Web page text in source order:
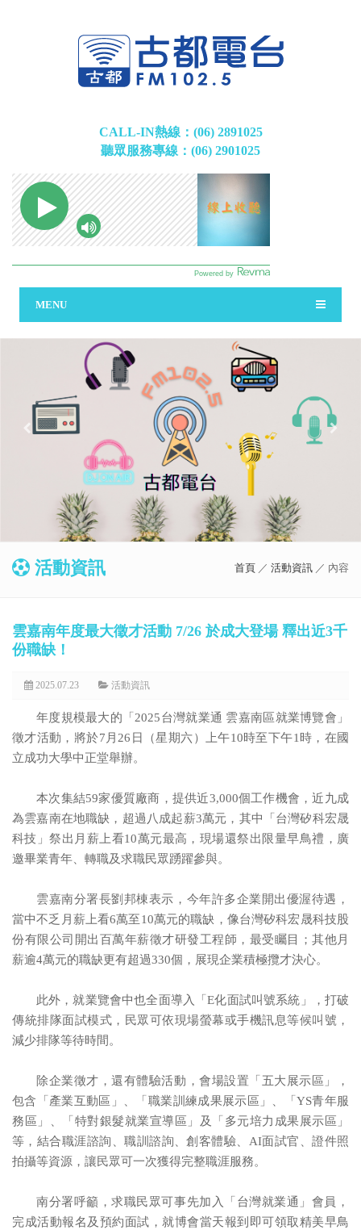
CALL-IN熱線：(06) 2891025
聽眾服務專線：(06) 2901025
MENU
活動資訊 首頁 ／ 活動資訊 ／ 內容
雲嘉南年度最大徵才活動 7/26 於成大登場 釋出近3千
份職缺！
2025.07.23 活動資訊
年度規模最大的「2025台灣就業通 雲嘉南區就業博覽會」
徵才活動，將於7月26日（星期六）上午10時至下午1時，在國
立成功大學中正堂舉辦。
本次集結59家優質廠商，提供近3,000個工作機會，近九成
為雲嘉南在地職缺，超過八成起薪3萬元，其中「台灣矽科宏晟
科技」祭出月薪上看10萬元最高，現場還祭出限量早鳥禮，廣
邀畢業青年、轉職及求職民眾踴躍參與。
雲嘉南分署長劉邦棟表示，今年許多企業開出優渥待遇，
當中不乏月薪上看6萬至10萬元的職缺，像台灣矽科宏晟科技股
份有限公司開出百萬年薪徵才研發工程師，最受矚目；其他月
薪逾4萬元的職缺更有超過330個，展現企業積極攬才決心。
此外，就業覽會中也全面導入「E化面試叫號系統」，打破
傳統排隊面試模式，民眾可依現場螢幕或手機訊息等候叫號，
減少排隊等待時間。
除企業徵才，還有體驗活動，會場設置「五大展示區」，
包含「產業互動區」、「職業訓練成果展示區」、「YS青年服
務區」、「特對銀髮就業宣導區」及「多元培力成果展示區」
等，結合職涯諮詢、職訓諮詢、創客體驗、AI面試官、證件照
拍攝等資源，讓民眾可一次獲得完整職涯服務。
南分署呼籲，求職民眾可事先加入「台灣就業通」會員，
完成活動報名及預約面試，就博會當天報到即可領取精美早鳥